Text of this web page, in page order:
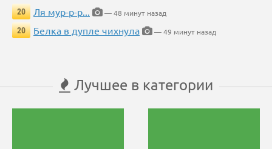
20
Ля мур-р-р...
— 48 минут назад
20
Белка в дупле чихнула — 49 минут назад
Лучшее в категории